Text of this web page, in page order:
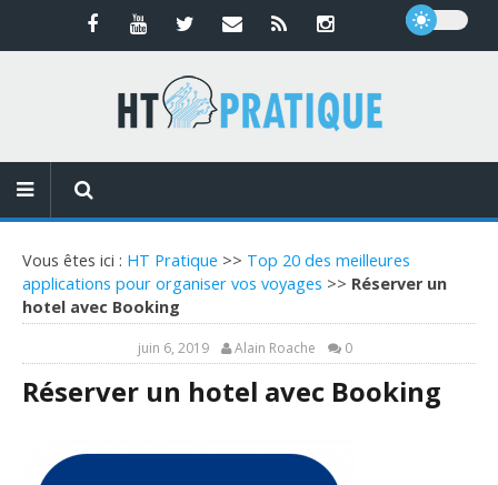
Vous êtes ici : HT Pratique >> Top 20 des meilleures
applications pour organiser vos voyages >> Réserver un
hotel avec Booking
juin 6, 2019 Alain Roache 0
Réserver un hotel avec Booking